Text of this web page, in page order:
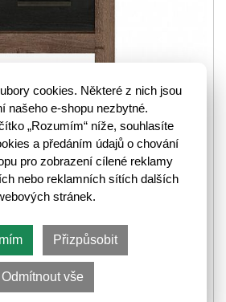
kus nábytku ve všech
odkládací i ukládací místo pro
cookies. Některé z nich jsou
našeho e-shopu nezbytné.
„Rozumím“ níže, souhlasíte
a předáním údajů o chování
pro zobrazení cílené reklamy
nebo reklamních sítích dalších
stránek.
Přizpůsobit
Odmítnout vše